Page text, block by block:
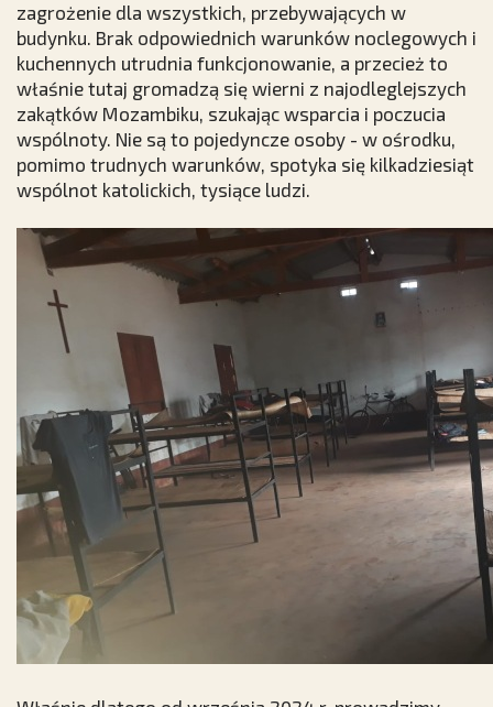
zagrożenie dla wszystkich, przebywających w
budynku. Brak odpowiednich warunków noclegowych i
kuchennych utrudnia funkcjonowanie, a przecież to
właśnie tutaj gromadzą się wierni z najodleglejszych
zakątków Mozambiku, szukając wsparcia i poczucia
wspólnoty. Nie są to pojedyncze osoby - w ośrodku,
pomimo trudnych warunków, spotyka się kilkadziesiąt
wspólnot katolickich, tysiące ludzi.